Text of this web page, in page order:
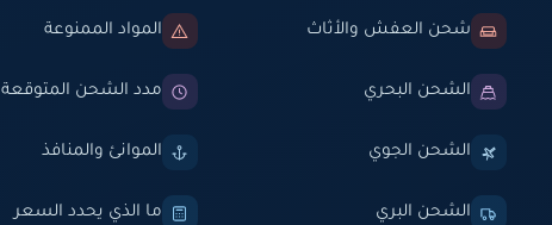
شحن العفش والأثاث
الشحن البحري
الشحن الجوي
الشحن البري
المواد الممنوعة
مدد الشحن المتوقعة
الموانئ والمنافذ
ما الذي يحدد السعر